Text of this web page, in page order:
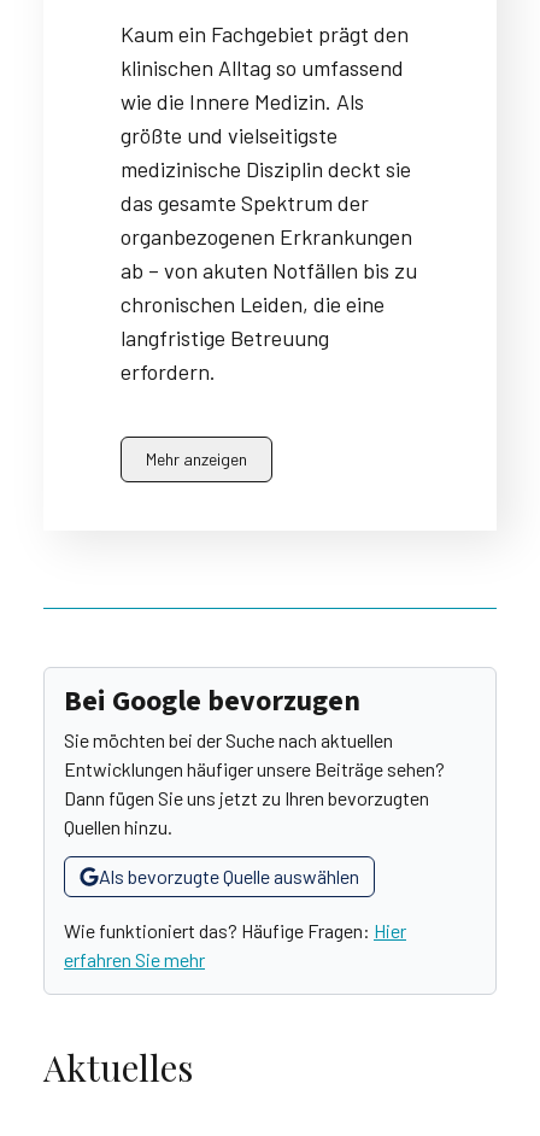
Kaum ein Fachgebiet prägt den
klinischen Alltag so umfassend
wie die Innere Medizin. Als
größte und vielseitigste
medizinische Disziplin deckt sie
das gesamte Spektrum der
organbezogenen Erkrankungen
ab – von akuten Notfällen bis zu
chronischen Leiden, die eine
langfristige Betreuung
erfordern.
Mehr anzeigen
Bei Google bevorzugen
Sie möchten bei der Suche nach aktuellen
Entwicklungen häufiger unsere Beiträge sehen?
Dann fügen Sie uns jetzt zu Ihren bevorzugten
Quellen hinzu.
Als bevorzugte Quelle auswählen
Wie funktioniert das? Häufige Fragen: Hier
erfahren Sie mehr
Aktuelles